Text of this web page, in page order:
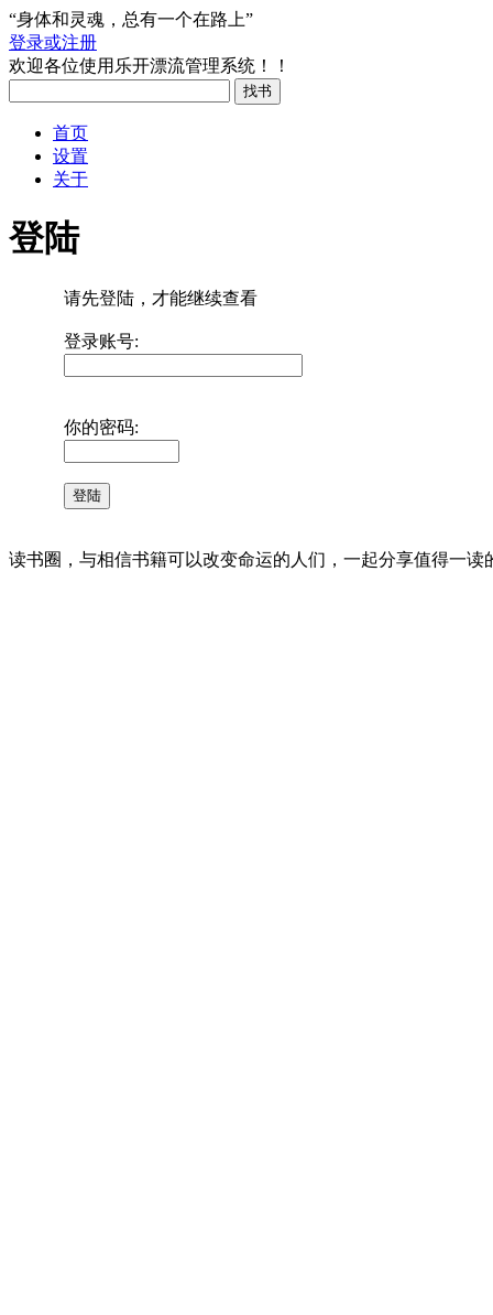
“身体和灵魂，总有一个在路上”
登录或注册
欢迎各位使用乐开漂流管理系统！！
首页
设置
关于
登陆
请先登陆，才能继续查看
登录账号:
你的密码:
读书圈，与相信书籍可以改变命运的人们，一起分享值得一读